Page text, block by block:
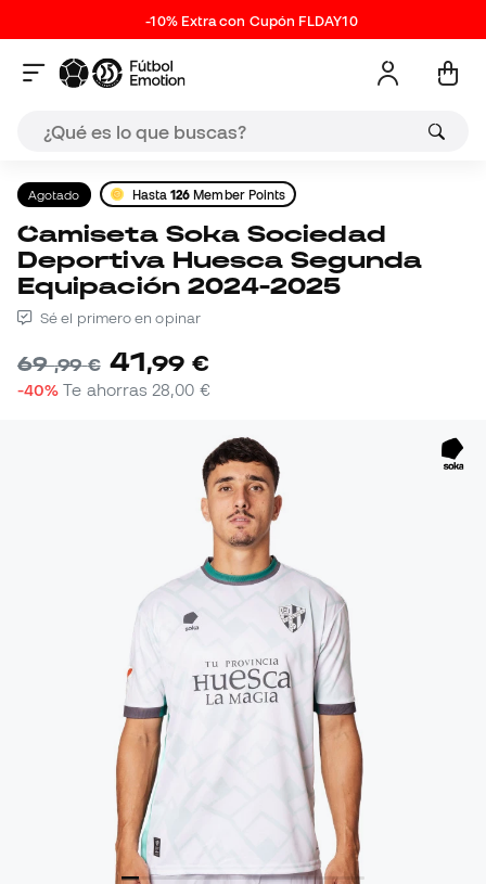
-10% Extra con Cupón FLDAY10
Agotado Hasta126 Member Points
Camiseta Soka Sociedad
Deportiva Huesca Segunda
Equipación 2024-2025
Sé el primero en opinar
69,99 € 41,99 €
-40% Te ahorras 28,00 €